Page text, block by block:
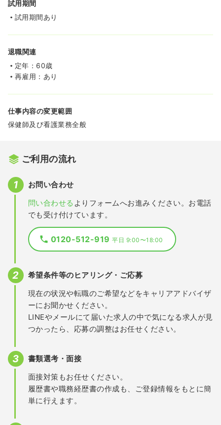
試用期間
試用期間あり
退職関連
定年：60歳
再雇用：あり
仕事内容の変更範囲
保健師及び看護業務全般
ご利用の流れ
お問い合わせ
問い合わせる よりフォームへお進みください。お電話
でも受け付けています。
0120-512-919平日 9:00〜18:00
希望条件等のヒアリング・ご応募
現在の状況や転職のご希望などをキャリアアドバイザ
ーにお聞かせください。
LINEやメールにて届いた求人の中で気になる求人が見
つかったら、応募の調整はお任せください。
書類選考・面接
面接対策もお任せください。
履歴書や職務経歴書の作成も、ご登録情報をもとに簡
単に行えます。